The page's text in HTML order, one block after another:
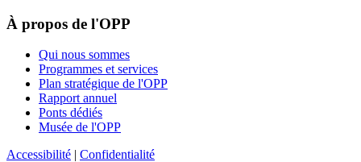
À propos de l'OPP
Qui nous sommes
Programmes et services
Plan stratégique de l'OPP
Rapport annuel
Ponts dédiés
Musée de l'OPP
Accessibilité | Confidentialité